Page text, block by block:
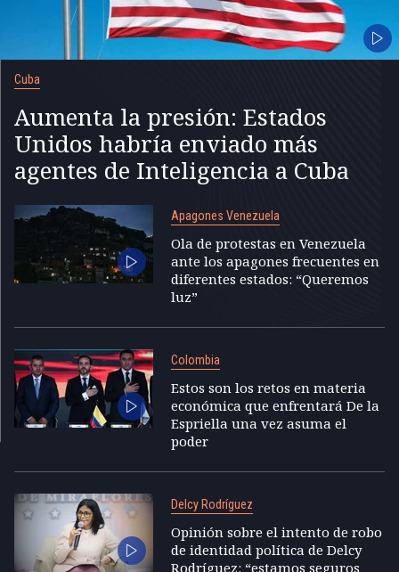
Cuba
Aumenta la presión: Estados
Unidos habría enviado más
agentes de Inteligencia a Cuba
Apagones Venezuela
Ola de protestas en Venezuela
ante los apagones frecuentes en
diferentes estados: “Queremos
luz”
Colombia
Estos son los retos en materia
económica que enfrentará De la
Espriella una vez asuma el
poder
Delcy Rodríguez
Opinión sobre el intento de robo
de identidad política de Delcy
Rodríguez: “estamos seguros